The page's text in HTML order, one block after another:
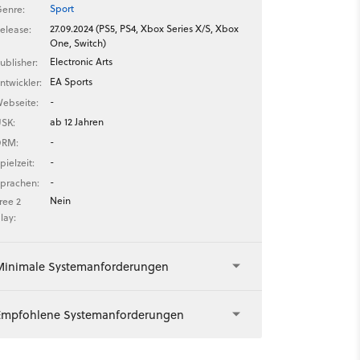
Sport
27.09.2024 (PS5, PS4, Xbox Series X/S, Xbox
One, Switch)
Electronic Arts
EA Sports
-
ab 12 Jahren
-
-
-
2
Nein
Systemanforderungen
Systemanforderungen